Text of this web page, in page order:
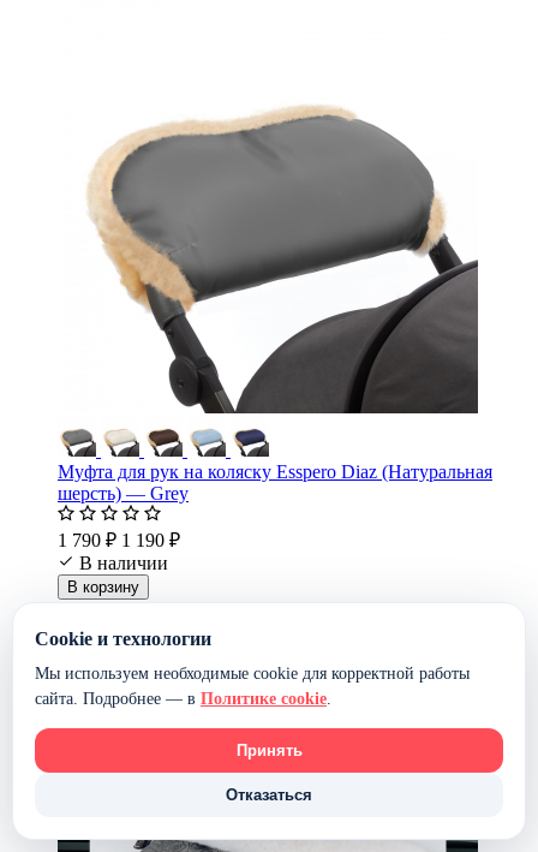
Муфта для рук на коляску Esspero Diaz (Натуральная
шерсть) — Grey
1 790 ₽ 1 190 ₽
В наличии
В корзину
Cookie и технологии
Мы используем необходимые cookie для корректной работы
сайта. Подробнее — в Политике cookie.
Принять
Отказаться